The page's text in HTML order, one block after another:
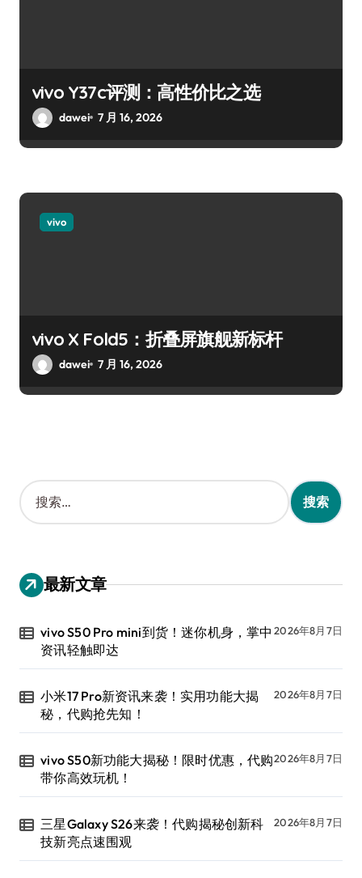
vivo Y37c评测：高性价比之选
dawei 7 月 16, 2026
vivo
vivo X Fold5：折叠屏旗舰新标杆
dawei 7 月 16, 2026
搜
索
：
最新文章
vivo S50 Pro mini到货！迷你机身，掌中
资讯轻触即达
2026年8月7日
小米17 Pro新资讯来袭！实用功能大揭
秘，代购抢先知！
2026年8月7日
vivo S50新功能大揭秘！限时优惠，代购
带你高效玩机！
2026年8月7日
三星Galaxy S26来袭！代购揭秘创新科
技新亮点速围观
2026年8月7日